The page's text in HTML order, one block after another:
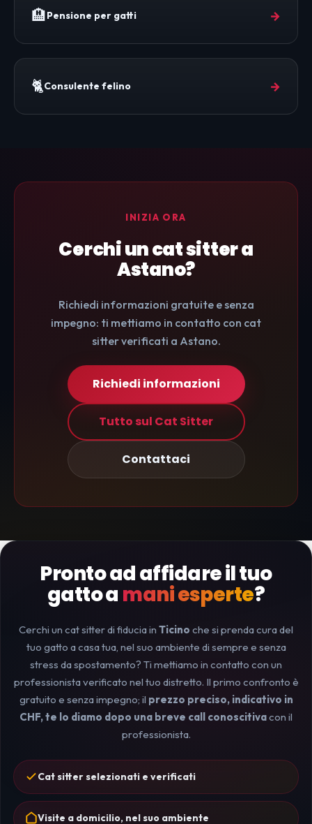
🏨Pensione per gatti →
🐈Consulente felino →
INIZIA ORA
Cerchi un cat sitter a
Astano?
Richiedi informazioni gratuite e senza
impegno: ti mettiamo in contatto con cat
sitter verificati a Astano.
Richiedi informazioni
Tutto sul Cat Sitter
Contattaci
Pronto ad affidare il tuo
gatto a mani esperte?
Cerchi un cat sitter di fiducia in Ticino che si prenda cura del
tuo gatto a casa tua, nel suo ambiente di sempre e senza
stress da spostamento? Ti mettiamo in contatto con un
professionista verificato nel tuo distretto. Il primo confronto è
gratuito e senza impegno; il prezzo preciso, indicativo in
CHF, te lo diamo dopo una breve call conoscitivacon il
professionista.
Cat sitter selezionati e verificati
Visite a domicilio, nel suo ambiente